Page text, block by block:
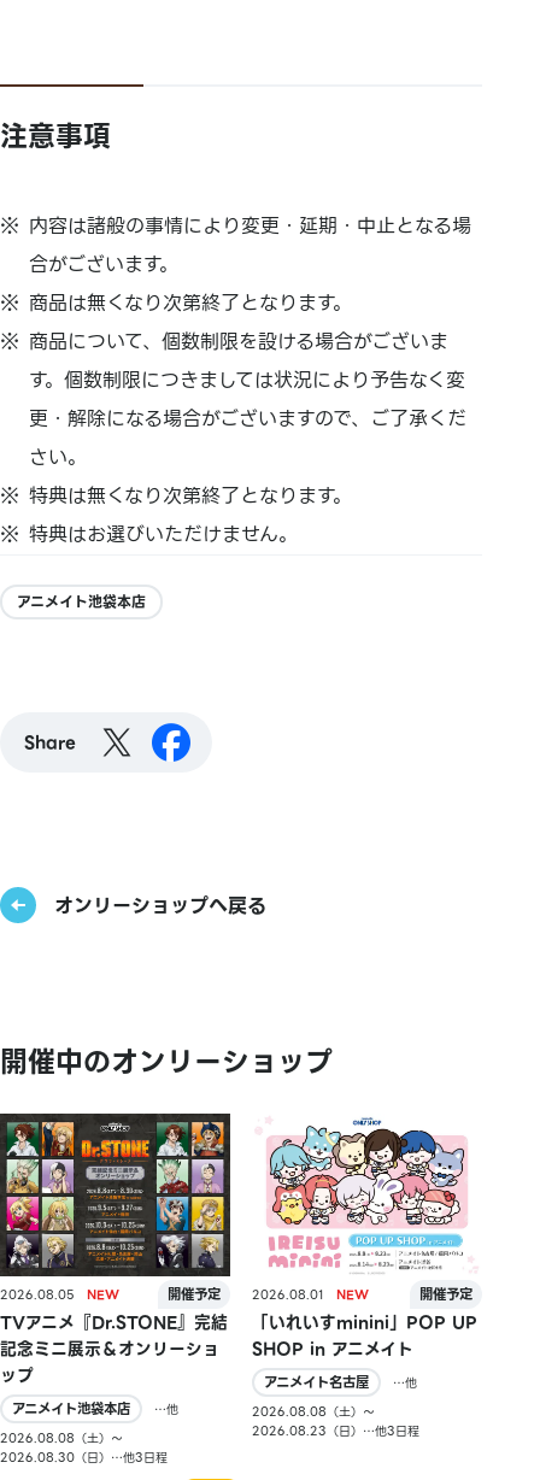
注意事項
内容は諸般の事情により変更・延期・中止となる場
合がございます。
商品は無くなり次第終了となります。
商品について、個数制限を設ける場合がございま
す。個数制限につきましては状況により予告なく変
更・解除になる場合がございますので、ご了承くだ
さい。
特典は無くなり次第終了となります。
特典はお選びいただけません。
アニメイト池袋本店
Share
オンリーショップへ戻る
開催中のオンリーショップ
2026.08.05
TVアニメ『Dr.STONE』完結
記念ミニ展示＆オンリーショ
ップ
アニメイト池袋本店
…他
2026.08.08（土）〜
2026.08.30（日）…他3日程
2026.08.01
「いれいすminini」POP UP
SHOP in アニメイト
アニメイト名古屋
…他
2026.08.08（土）〜
2026.08.23（日）…他3日程